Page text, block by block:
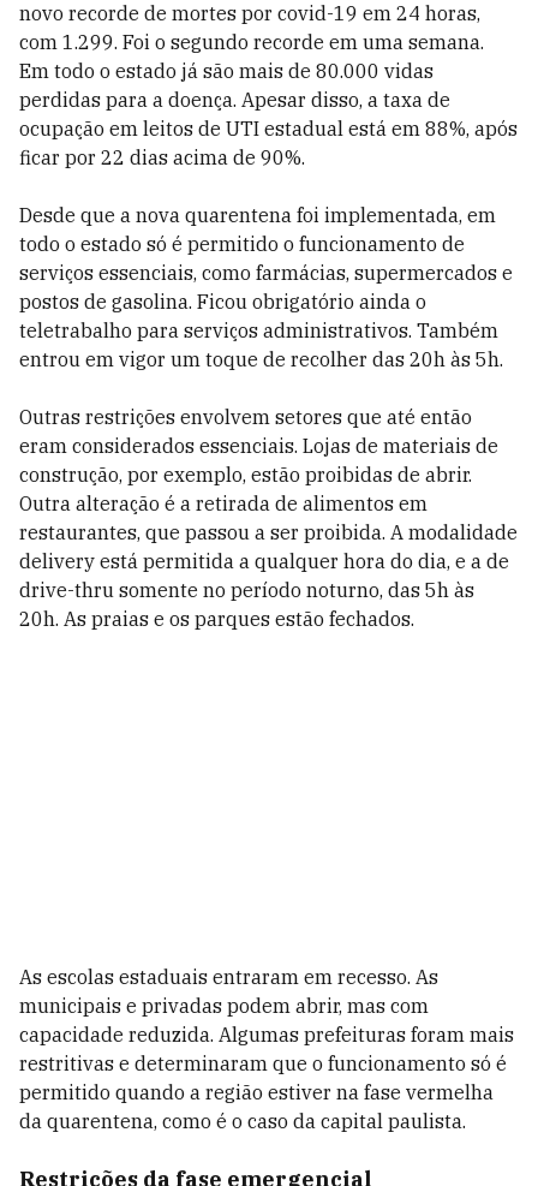
novo recorde de mortes por covid-19 em 24 horas,
com 1.299. Foi o segundo recorde em uma semana.
Em todo o estado já são mais de 80.000 vidas
perdidas para a doença. Apesar disso, a taxa de
ocupação em leitos de UTI estadual está em 88%, após
ficar por 22 dias acima de 90%.
Desde que a nova quarentena foi implementada, em
todo o estado só é permitido o funcionamento de
serviços essenciais, como farmácias, supermercados e
postos de gasolina. Ficou obrigatório ainda o
teletrabalho para serviços administrativos. Também
entrou em vigor um toque de recolher das 20h às 5h.
Outras restrições envolvem setores que até então
eram considerados essenciais. Lojas de materiais de
construção, por exemplo, estão proibidas de abrir.
Outra alteração é a retirada de alimentos em
restaurantes, que passou a ser proibida. A modalidade
delivery está permitida a qualquer hora do dia, e a de
drive-thru somente no período noturno, das 5h às
20h. As praias e os parques estão fechados.
As escolas estaduais entraram em recesso. As
municipais e privadas podem abrir, mas com
capacidade reduzida. Algumas prefeituras foram mais
restritivas e determinaram que o funcionamento só é
permitido quando a região estiver na fase vermelha
da quarentena, como é o caso da capital paulista.
Restrições da fase emergencial